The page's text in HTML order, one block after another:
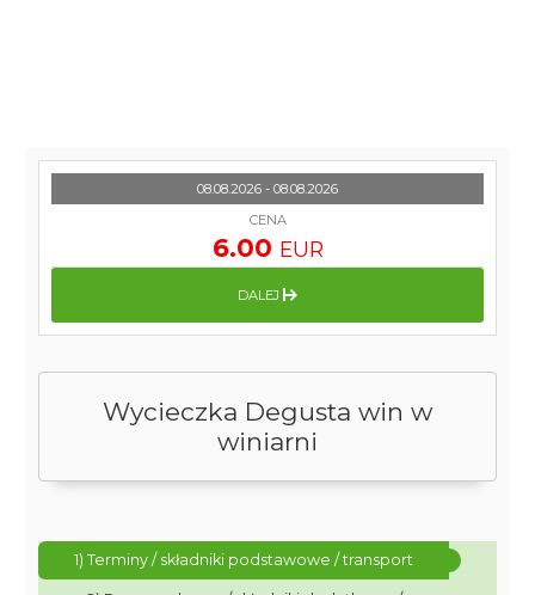
Wycieczka Degusta win w
winiarni
1) Terminy / składniki podstawowe / transport
08.08.2026 - 08.08.2026
CENA
6.00 EUR
DALEJ